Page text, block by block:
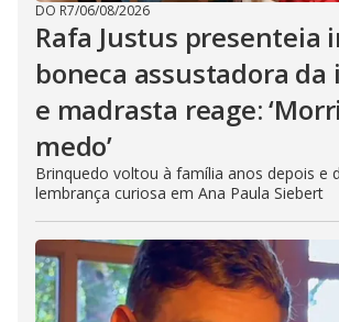
DO R7/06/08/2026
Rafa Justus presenteia
boneca assustadora da
e madrasta reage:
medo’
Brinquedo voltou à família anos depois e
lembrança curiosa em Ana Paula Siebert